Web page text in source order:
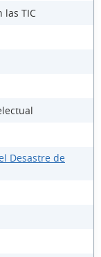
las TIC
Desastre de